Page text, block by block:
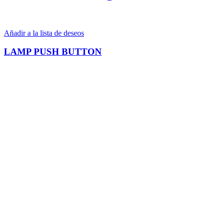
Añadir a la lista de deseos
LAMP PUSH BUTTON